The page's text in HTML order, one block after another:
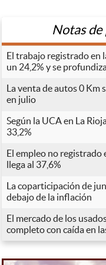
Notas
El trabajo registrado en
un 24,2% y se
La venta de autos 0 Km
en julio
Según la UCA en La
33,2%
El empleo no registrado
llega al 37,6%
La coparticipación de
debajo de la inflación
El mercado de los
completo con caída en